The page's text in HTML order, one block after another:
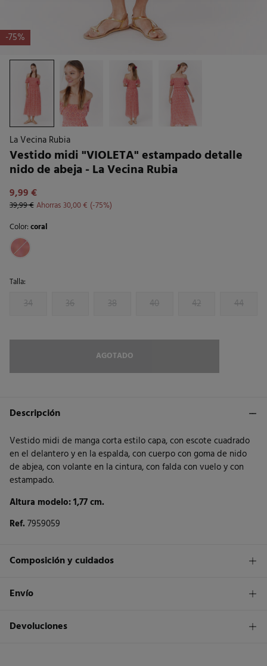
-75%
La Vecina Rubia
Vestido midi "VIOLETA" estampado detalle
nido de abeja - La Vecina Rubia
9,99 €
39,99 €Ahorras30,00 €
75
Color:coral
Talla:
34 36 38 40 42 44
AGOTADO
Descripción
Vestido midi de manga corta estilo capa, con escote cuadrado
en el delantero y en la espalda, con cuerpo con goma de nido
de abjea, con volante en la cintura, con falda con vuelo y con
estampado.
Altura modelo: 1,77 cm.
Ref.7959059
Composición y cuidados
Composición
Cuidados
Envío
Envío a tienda
1,95€
Devoluciones